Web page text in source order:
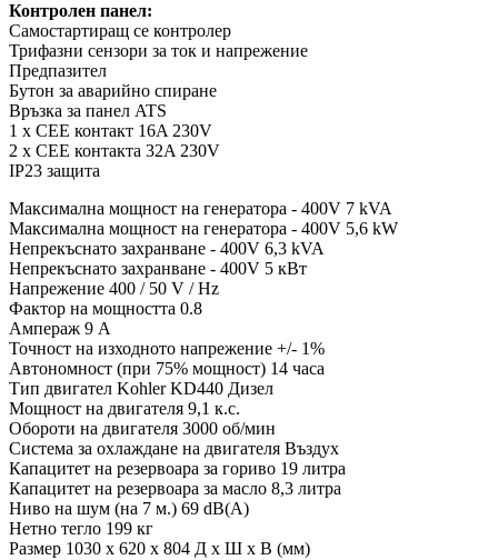
Контролен панел:
Самостартиращ се контролер
Трифазни сензори за ток и напрежение
Предпазител
Бутон за аварийно спиране
Връзка за панел ATS
1 x CEE контакт 16A 230V
2 x CEE контакта 32A 230V
IP23 защита
Максимална мощност на генератора - 400V 7 kVA
Максимална мощност на генератора - 400V 5,6 kW
Непрекъснато захранване - 400V 6,3 kVA
Непрекъснато захранване - 400V 5 кВт
Напрежение 400 / 50 V / Hz
Фактор на мощността 0.8
Ампераж 9 А
Точност на изходното напрежение +/- 1%
Автономност (при 75% мощност) 14 часа
Тип двигател Kohler KD440 Дизел
Мощност на двигателя 9,1 к.с.
Обороти на двигателя 3000 об/мин
Система за охлаждане на двигателя Въздух
Капацитет на резервоара за гориво 19 литра
Капацитет на резервоара за масло 8,3 литра
Ниво на шум (на 7 м.) 69 dB(A)
Нетно тегло 199 кг
Размер 1030 x 620 x 804 Д x Ш x В (мм)